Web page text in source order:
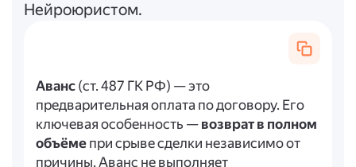
Нейроюристом.
Аванс(ст. 487 ГК РФ) — это
предварительная оплата по договору. Его
ключевая особенность — возврат в полном
объёмепри срыве сделки независимо от
причины. Аванс не выполняет